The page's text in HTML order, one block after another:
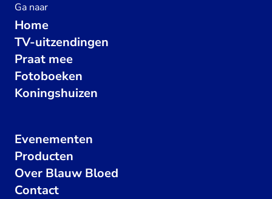
Ga naar
Home
TV-uitzendingen
Praat mee
Fotoboeken
Koningshuizen
Evenementen
Producten
Over Blauw Bloed
Contact